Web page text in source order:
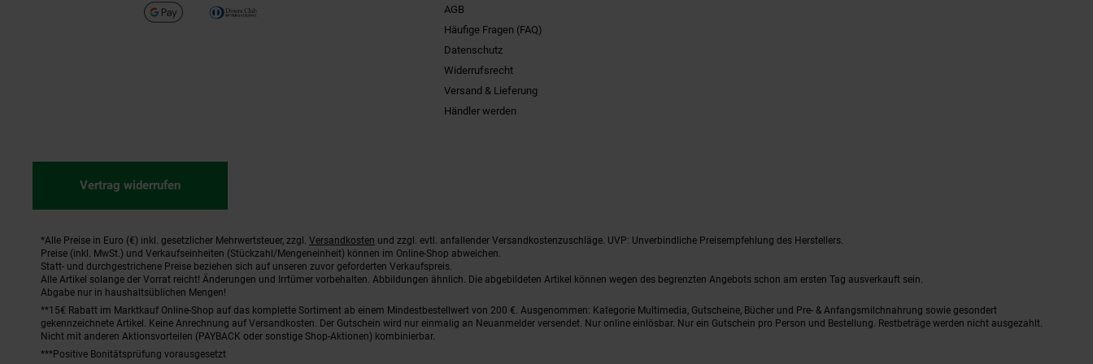
AGB
Häufige Fragen (FAQ)
Datenschutz
Widerrufsrecht
Versand & Lieferung
Händler werden
Vertrag widerrufen
Fußnoten
*Alle Preise in Euro (€) inkl. gesetzlicher Mehrwertsteuer, zzgl. Versandkosten und zzgl. evtl. anfallender Versandkostenzuschläge. UVP: Unverbindliche Preisempfehlung des Herstellers.
Preise (inkl. MwSt.) und Verkaufseinheiten (Stückzahl/Mengeneinheit) können im Online-Shop abweichen.
Statt- und durchgestrichene Preise beziehen sich auf unseren zuvor geforderten Verkaufspreis.
Alle Artikel solange der Vorrat reicht! Änderungen und Irrtümer vorbehalten. Abbildungen ähnlich. Die abgebildeten Artikel können wegen des begrenzten Angebots schon am ersten Tag ausverkauft sein.
Abgabe nur in haushaltsüblichen Mengen!
**15€ Rabatt im Marktkauf Online-Shop auf das komplette Sortiment ab einem Mindestbestellwert von 200 €. Ausgenommen: Kategorie Multimedia, Gutscheine, Bücher und Pre- & Anfangsmilchnahrung sowie gesondert
gekennzeichnete Artikel. Keine Anrechnung auf Versandkosten. Der Gutschein wird nur einmalig an Neuanmelder versendet. Nur online einlösbar. Nur ein Gutschein pro Person und Bestellung. Restbeträge werden nicht ausgezahlt.
Nicht mit anderen Aktionsvorteilen (PAYBACK oder sonstige Shop-Aktionen) kombinierbar.
***Positive Bonitätsprüfung vorausgesetzt